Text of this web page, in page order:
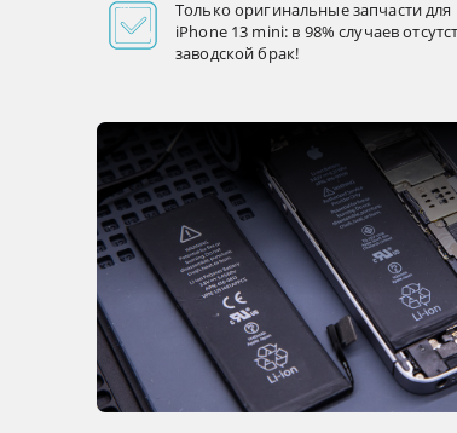
Только оригинальные запчасти для
iPhone 13 mini: в 98% случаев
заводской брак!